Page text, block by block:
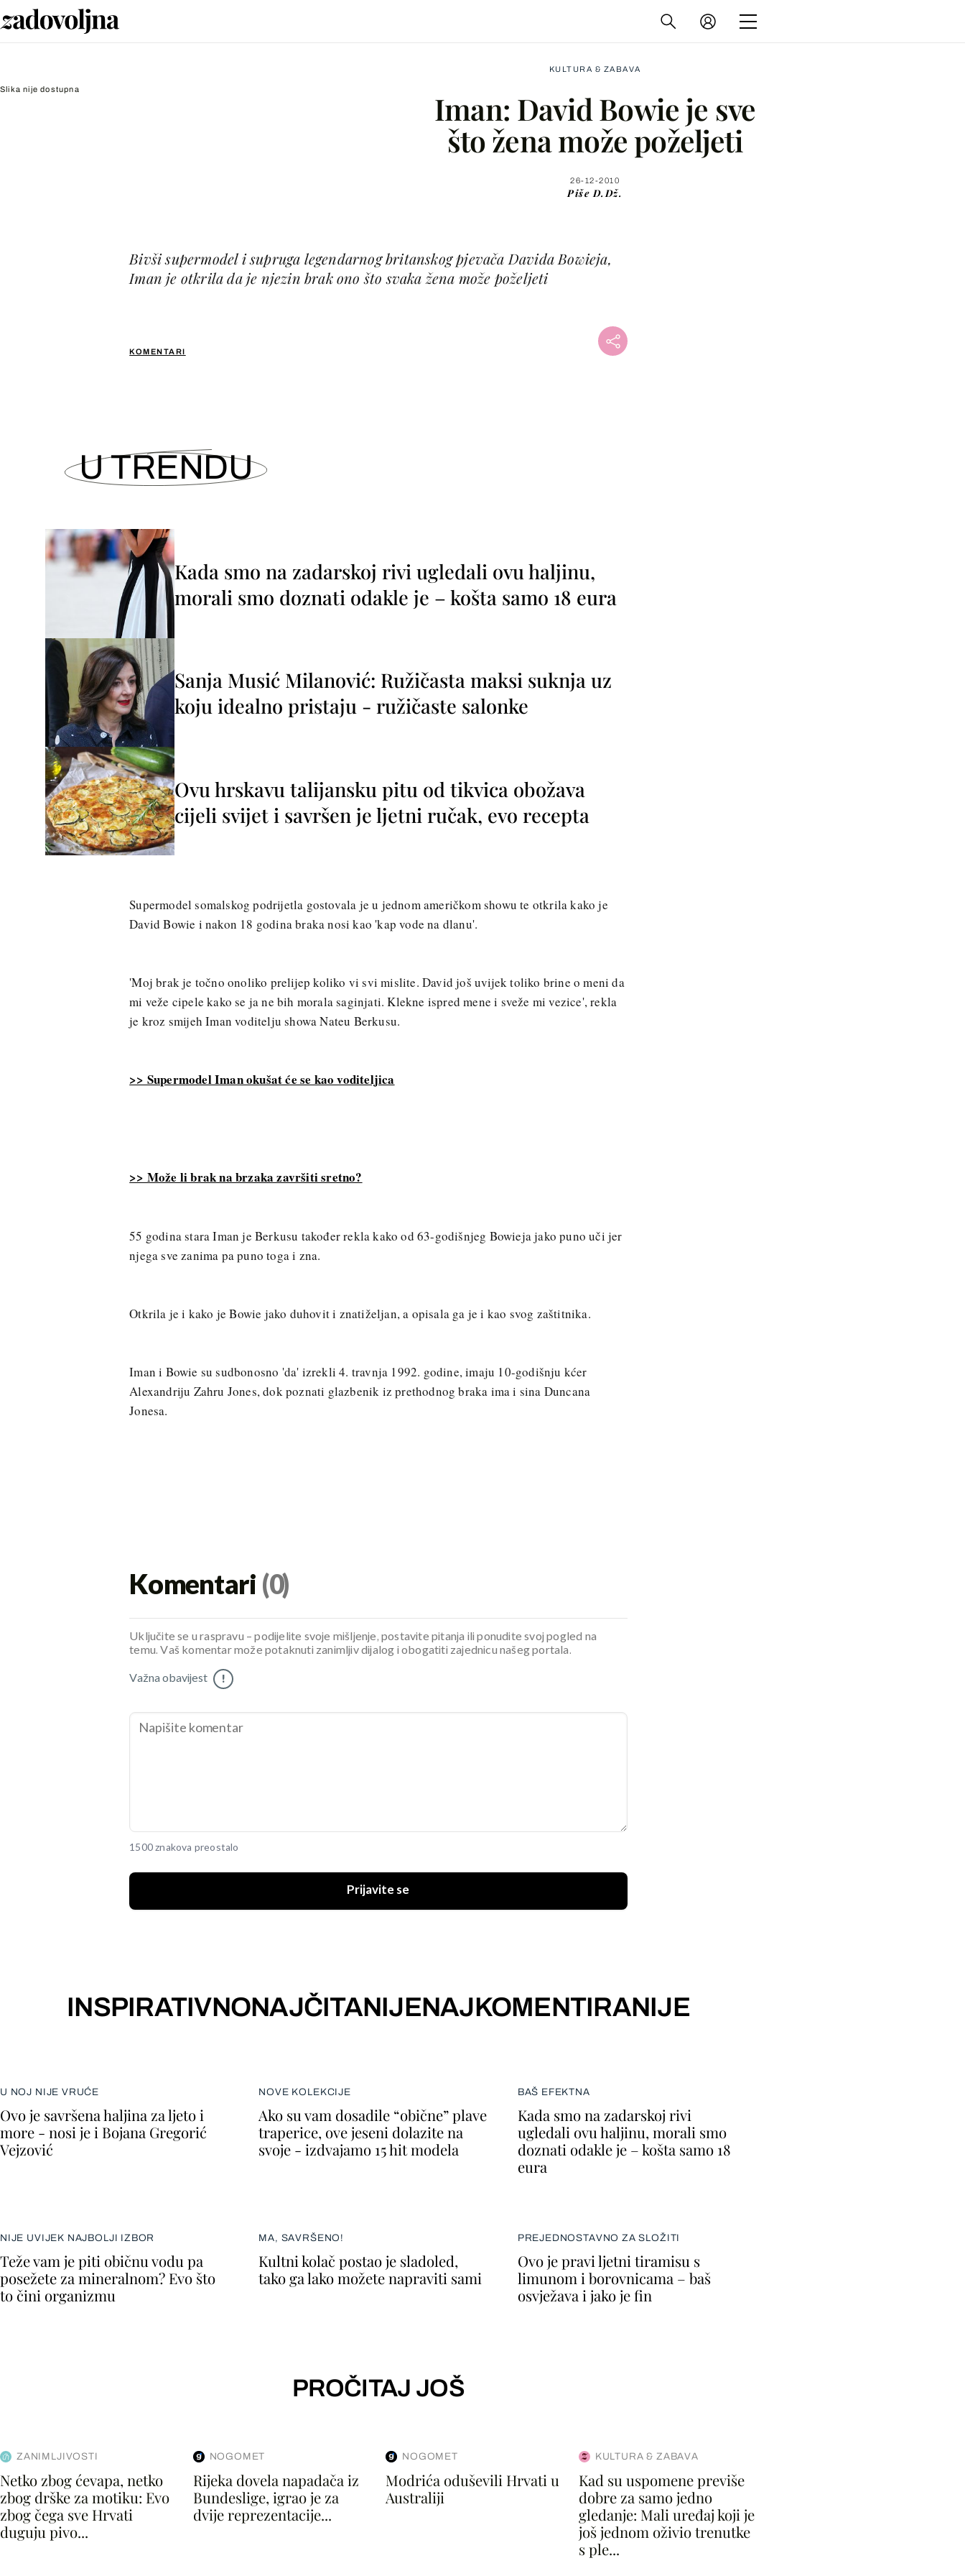
Slika nije dostupna
KULTURA & ZABAVA
Iman: David Bowie je sve
što žena može poželjeti
26-12-2010
Piše D.Dž.
KOMENTARI
Bivši supermodel i supruga legendarnog britanskog pjevača Davida Bowieja,
Iman je otkrila da je njezin brak ono što svaka žena može poželjeti
WhatsApp
U TRENDU
Kada smo na zadarskoj rivi ugledali ovu haljinu,
morali smo doznati odakle je – košta samo 18 eura
Sanja Musić Milanović: Ružičasta maksi suknja uz
koju idealno pristaju - ružičaste salonke
Ovu hrskavu talijansku pitu od tikvica obožava
cijeli svijet i savršen je ljetni ručak, evo recepta
Supermodel somalskog podrijetla gostovala je u jednom američkom showu te otkrila kako je
David Bowie i nakon 18 godina braka nosi kao 'kap vode na dlanu'.
'Moj brak je točno onoliko prelijep koliko vi svi mislite. David još uvijek toliko brine o meni da
mi veže cipele kako se ja ne bih morala saginjati. Klekne ispred mene i sveže mi vezice', rekla
je kroz smijeh Iman voditelju showa Nateu Berkusu.
>> Supermodel Iman okušat će se kao voditeljica
>> Može li brak na brzaka završiti sretno?
55 godina stara Iman je Berkusu također rekla kako od 63-godišnjeg Bowieja jako puno uči jer
njega sve zanima pa puno toga i zna.
Otkrila je i kako je Bowie jako duhovit i znatiželjan, a opisala ga je i kao svog zaštitnika.
Iman i Bowie su sudbonosno 'da' izrekli 4. travnja 1992. godine, imaju 10-godišnju kćer
Alexandriju Zahru Jones, dok poznati glazbenik iz prethodnog braka ima i sina Duncana
Jonesa.
Komentari (0)
Uključite se u raspravu – podijelite svoje mišljenje, postavite pitanja ili ponudite svoj pogled na
temu. Vaš komentar može potaknuti zanimljiv dijalog i obogatiti zajednicu našeg portala.
Važna obavijest !
1500 znakova preostalo
Prijavite se
INSPIRATIVNONAJČITANIJENAJKOMENTIRANIJE
U NOJ NIJE VRUĆE
Ovo je savršena haljina za ljeto i
more - nosi je i Bojana Gregorić
Vejzović
NOVE KOLEKCIJE
Ako su vam dosadile “obične” plave
traperice, ove jeseni dolazite na
svoje - izdvajamo 15 hit modela
BAŠ EFEKTNA
Kada smo na zadarskoj rivi
ugledali ovu haljinu, morali smo
doznati odakle je – košta samo 18
eura
NIJE UVIJEK NAJBOLJI IZBOR
Teže vam je piti običnu vodu pa
posežete za mineralnom? Evo što
to čini organizmu
MA, SAVRŠENO!
Kultni kolač postao je sladoled,
tako ga lako možete napraviti sami
PREJEDNOSTAVNO ZA SLOŽITI
Ovo je pravi ljetni tiramisu s
limunom i borovnicama – baš
osvježava i jako je fin
PROČITAJ JOŠ
ZANIMLJIVOSTI
Netko zbog ćevapa, netko
zbog drške za motiku: Evo
zbog čega sve Hrvati
duguju pivo...
NOGOMET
Rijeka dovela napadača iz
Bundeslige, igrao je za
dvije reprezentacije...
NOGOMET
Modrića oduševili Hrvati u
Australiji
KULTURA & ZABAVA
Kad su uspomene previše
dobre za samo jedno
gledanje: Mali uređaj koji je
još jednom oživio trenutke
s ple...